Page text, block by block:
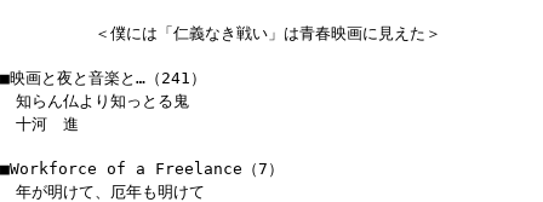
＜僕には「仁義なき戦い」は青春映画に見えた＞
■映画と夜と音楽と…（241）
知らん仏より知っとる鬼
十河 進
■Workforce of a Freelance（7）
年が明けて、厄年も明けて